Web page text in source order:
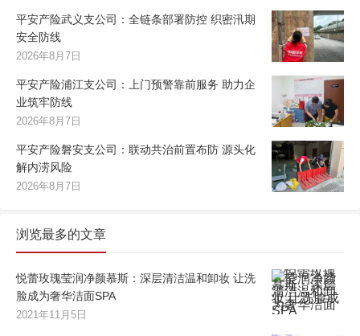
平安产险武义支公司：全链条部署防控 织密汛期
安全防线
2026年8月7日
平安产险浦江支公司：上门预警靠前服务 助力企
业筑牢防线
2026年8月7日
平安产险磐安支公司：联动共治前置布防 源头化
解内涝风险
2026年8月7日
浏览最多的文章
悦蕾玫瑰莹润净颜慕斯：深层清洁温和卸妆 让洗
脸成为奢华洁面SPA
2021年11月5日